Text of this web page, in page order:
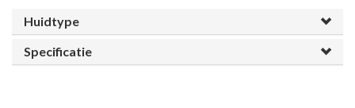
Huidtype
Specificatie